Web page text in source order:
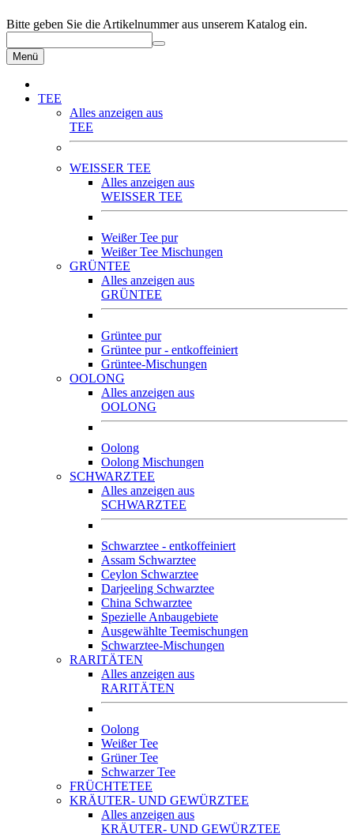
Bitte geben Sie die Artikelnummer aus unserem Katalog ein.
Menü
TEE
Alles anzeigen aus
TEE
WEISSER TEE
Alles anzeigen aus
WEISSER TEE
Weißer Tee pur
Weißer Tee Mischungen
GRÜNTEE
Alles anzeigen aus
GRÜNTEE
Grüntee pur
Grüntee pur - entkoffeiniert
Grüntee-Mischungen
OOLONG
Alles anzeigen aus
OOLONG
Oolong
Oolong Mischungen
SCHWARZTEE
Alles anzeigen aus
SCHWARZTEE
Schwarztee - entkoffeiniert
Assam Schwarztee
Ceylon Schwarztee
Darjeeling Schwarztee
China Schwarztee
Spezielle Anbaugebiete
Ausgewählte Teemischungen
Schwarztee-Mischungen
RARITÄTEN
Alles anzeigen aus
RARITÄTEN
Oolong
Weißer Tee
Grüner Tee
Schwarzer Tee
FRÜCHTETEE
KRÄUTER- UND GEWÜRZTEE
Alles anzeigen aus
KRÄUTER- UND GEWÜRZTEE